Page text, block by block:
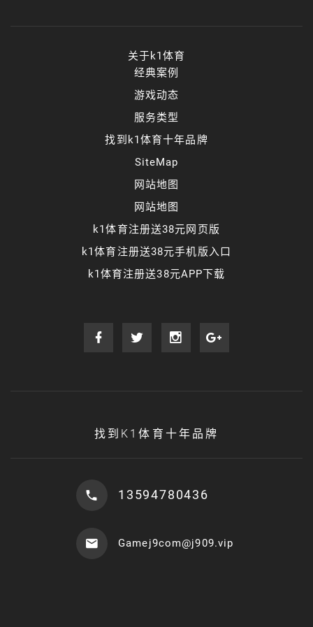
关于k1体育
经典案例
游戏动态
服务类型
找到k1体育十年品牌
SiteMap
网站地图
网站地图
k1体育注册送38元网页版
k1体育注册送38元手机版入口
k1体育注册送38元APP下载
找到K1体育十年品牌
13594780436
Gamej9com@j909.vip